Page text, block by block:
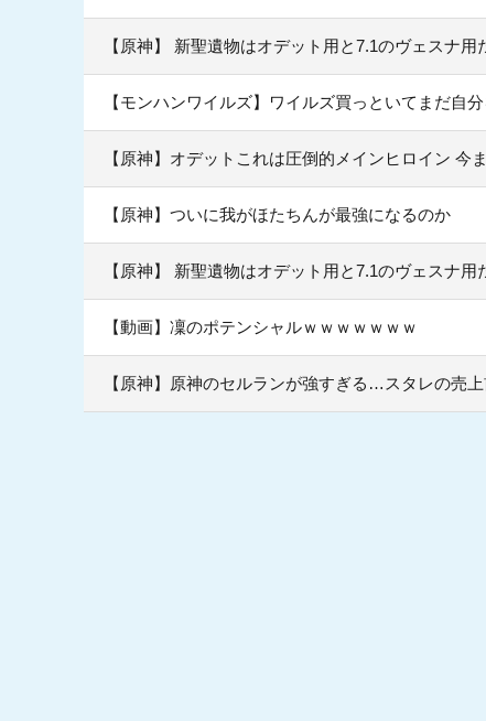
【原神】 新聖遺物はオデット用と7.1のヴェスナ用
【モンハンワイルズ】ワイルズ買っといてまだ自
【原神】オデットこれは圧倒的メインヒロイン 今
【原神】ついに我がほたちんが最強になるのか
【原神】 新聖遺物はオデット用と7.1のヴェスナ用
【動画】凜のポテンシャルｗｗｗｗｗｗｗ
【原神】原神のセルランが強すぎる…スタレの売